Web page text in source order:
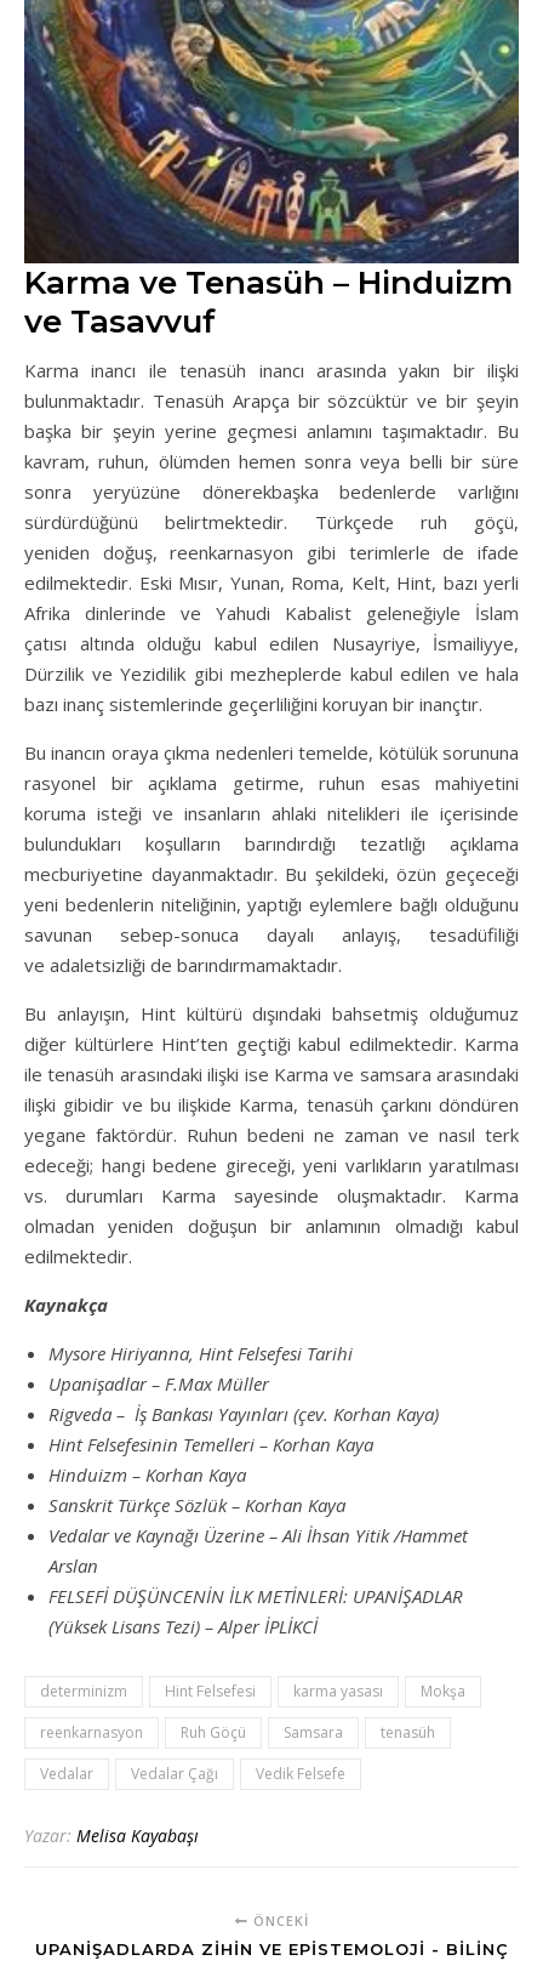
Karma ve Tenasüh – Hinduizm
ve Tasavvuf
Karma inancı ile tenasüh inancı arasında yakın bir ilişki
bulunmaktadır. Tenasüh Arapça bir sözcüktür ve bir şeyin
başka bir şeyin yerine geçmesi anlamını taşımaktadır. Bu
kavram, ruhun, ölümden hemen sonra veya belli bir süre
sonra yeryüzüne dönerekbaşka bedenlerde varlığını
sürdürdüğünü belirtmektedir. Türkçede ruh göçü,
yeniden doğuş, reenkarnasyon gibi terimlerle de ifade
edilmektedir. Eski Mısır, Yunan, Roma, Kelt, Hint, bazı yerli
Afrika dinlerinde ve Yahudi Kabalist geleneğiyle İslam
çatısı altında olduğu kabul edilen Nusayriye, İsmailiyye,
Dürzilik ve Yezidilik gibi mezheplerde kabul edilen ve hala
bazı inanç sistemlerinde geçerliliğini koruyan bir inançtır.
Bu inancın oraya çıkma nedenleri temelde, kötülük sorununa
rasyonel bir açıklama getirme, ruhun esas mahiyetini
koruma isteği ve insanların ahlaki nitelikleri ile içerisinde
bulundukları koşulların barındırdığı tezatlığı açıklama
mecburiyetine dayanmaktadır. Bu şekildeki, özün geçeceği
yeni bedenlerin niteliğinin, yaptığı eylemlere bağlı olduğunu
savunan sebep-sonuca dayalı anlayış, tesadüfiliği
ve adaletsizliği de barındırmamaktadır.
Bu anlayışın, Hint kültürü dışındaki bahsetmiş olduğumuz
diğer kültürlere Hint’ten geçtiği kabul edilmektedir. Karma
ile tenasüh arasındaki ilişki ise Karma ve samsara arasındaki
ilişki gibidir ve bu ilişkide Karma, tenasüh çarkını döndüren
yegane faktördür. Ruhun bedeni ne zaman ve nasıl terk
edeceği; hangi bedene gireceği, yeni varlıkların yaratılması
vs. durumları Karma sayesinde oluşmaktadır. Karma
olmadan yeniden doğuşun bir anlamının olmadığı kabul
edilmektedir.
Kaynakça
Mysore Hiriyanna, Hint Felsefesi Tarihi
Upanişadlar – F.Max Müller
Rigveda – İş Bankası Yayınları (çev. Korhan Kaya)
Hint Felsefesinin Temelleri – Korhan Kaya
Hinduizm – Korhan Kaya
Sanskrit Türkçe Sözlük – Korhan Kaya
Vedalar ve Kaynağı Üzerine – Ali İhsan Yitik /Hammet
Arslan
FELSEFİ DÜŞÜNCENİN İLK METİNLERİ: UPANİŞADLAR
(Yüksek Lisans Tezi) – Alper İPLİKCİ
determinizm Hint Felsefesi karma yasası
Mokşa
reenkarnasyon
Ruh Göçü Samsara
tenasüh
Vedalar
Vedalar Çağı Vedik Felsefe
Yazar: Melisa Kayabaşı
ÖNCEKI
UPANIŞADLARDA ZIHIN VE EPISTEMOLOJI - BILINÇ